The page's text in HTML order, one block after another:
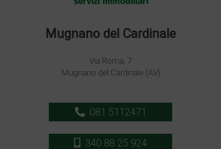
Mugnano del Cardinale
Via Roma, 7
Mugnano del Cardinale (AV)
081 5112471
340 88 25 924